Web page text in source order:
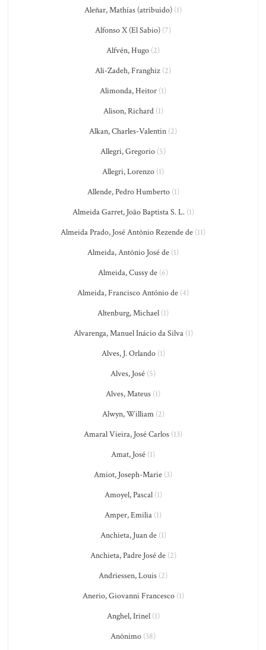
Aleñar, Mathías (atribuido) (1)
Alfonso X (El Sabio) (7)
Alfvén, Hugo (2)
Ali-Zadeh, Franghiz (2)
Alimonda, Heitor (1)
Alison, Richard(1)
Alkan, Charles-Valentin (2)
Allegri, Gregorio (5)
Allegri, Lorenzo (1)
Allende, Pedro Humberto(1)
Almeida Garret, João Baptista S. L.(1)
Almeida Prado, José Antônio Rezende de (11)
Almeida, Antônio José de (1)
Almeida, Cussy de (6)
Almeida, Francisco António de (4)
Altenburg, Michael (1)
Alvarenga, Manuel Inácio da Silva(1)
Alves, J. Orlando(1)
Alves, José (5)
Alves, Mateus (1)
Alwyn, William(2)
Amaral Vieira, José Carlos (13)
Amat, José (1)
Amiot, Joseph-Marie (3)
Amoyel, Pascal(1)
Amper, Emilia (1)
Anchieta, Juan de(1)
Anchieta, Padre José de(2)
Andriessen, Louis (2)
Anerio, Giovanni Francesco(1)
Anghel, Irinel(1)
Anônimo (38)